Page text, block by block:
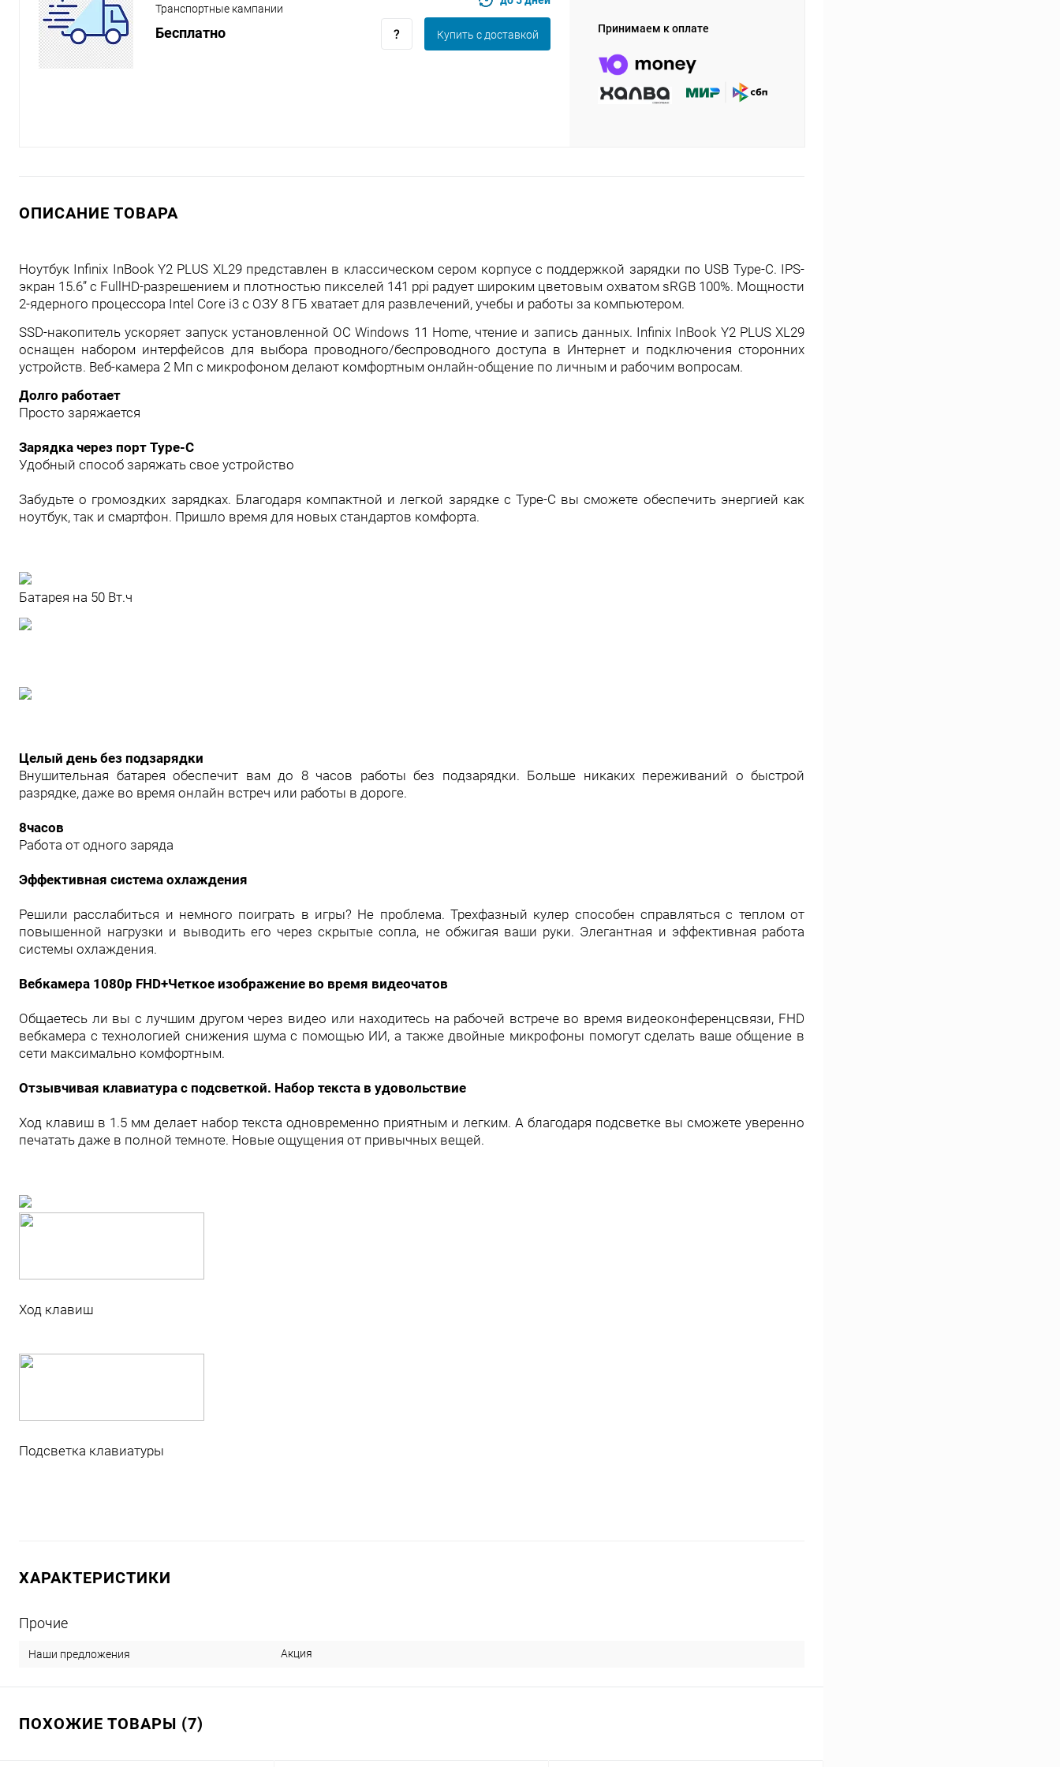
Транспортные кампании
Бесплатно Купить c доставкой Принимаем к оплате
ОПИСАНИЕ ТОВАРА
Ноутбук Infinix InBook Y2 PLUS XL29 представлен в классическом сером корпусе с поддержкой зарядки по USB Type-C. IPS-
экран 15.6” с FullHD-разрешением и плотностью пикселей 141 ppi радует широким цветовым охватом sRGB 100%. Мощности
2-ядерного процессора Intel Core i3 с ОЗУ 8 ГБ хватает для развлечений, учебы и работы за компьютером.
SSD-накопитель ускоряет запуск установленной ОС Windows 11 Home, чтение и запись данных. Infinix InBook Y2 PLUS XL29
оснащен набором интерфейсов для выбора проводного/беспроводного доступа в Интернет и подключения сторонних
устройств. Веб-камера 2 Мп с микрофоном делают комфортным онлайн-общение по личным и рабочим вопросам.
Долго работает
Просто заряжается
Зарядка через порт Type-C
Удобный способ заряжать свое устройство
Забудьте о громоздких зарядках. Благодаря компактной и легкой зарядке с Type-C вы сможете обеспечить энергией как
ноутбук, так и смартфон. Пришло время для новых стандартов комфорта.
Батарея на 50 Вт.ч
Целый день без подзарядки
Внушительная батарея обеспечит вам до 8 часов работы без подзарядки. Больше никаких переживаний о быстрой
разрядке, даже во время онлайн встреч или работы в дороге.
8часов
Работа от одного заряда
Эффективная система охлаждения
Решили расслабиться и немного поиграть в игры? Не проблема. Трехфазный кулер способен справляться с теплом от
повышенной нагрузки и выводить его через скрытые сопла, не обжигая ваши руки. Элегантная и эффективная работа
системы охлаждения.
Вебкамера 1080p FHD+Четкое изображение во время видеочатов
Общаетесь ли вы с лучшим другом через видео или находитесь на рабочей встрече во время видеоконференцсвязи, FHD
вебкамера с технологией снижения шума с помощью ИИ, а также двойные микрофоны помогут сделать ваше общение в
сети максимально комфортным.
Отзывчивая клавиатура с подсветкой. Набор текста в удовольствие
Ход клавиш в 1.5 мм делает набор текста одновременно приятным и легким. А благодаря подсветке вы сможете уверенно
печатать даже в полной темноте. Новые ощущения от привычных вещей.
Ход клавиш
Подсветка клавиатуры
ХАРАКТЕРИСТИКИ
Прочие
Наши предложения Акция
ПОХОЖИЕ ТОВАРЫ (7)
plait.ru